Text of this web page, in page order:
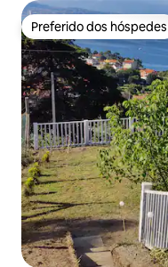
Preferido dos hóspedes
Preferido dos hóspedes